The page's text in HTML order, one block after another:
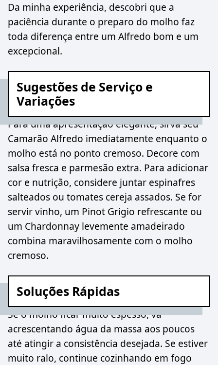
Da minha experiência, descobri que a
paciência durante o preparo do molho faz
toda diferença entre um Alfredo bom e um
excepcional.
Sugestões de Serviço e
Variações
Para uma apresentação elegante, sirva seu
Camarão Alfredo imediatamente enquanto o
molho está no ponto cremoso. Decore com
salsa fresca e parmesão extra. Para adicionar
cor e nutrição, considere juntar espinafres
salteados ou tomates cereja assados. Se for
servir vinho, um Pinot Grigio refrescante ou
um Chardonnay levemente amadeirado
combina maravilhosamente com o molho
cremoso.
Soluções Rápidas
Se o molho ficar muito espesso, vá
acrescentando água da massa aos poucos
até atingir a consistência desejada. Se estiver
muito ralo, continue cozinhando em fogo